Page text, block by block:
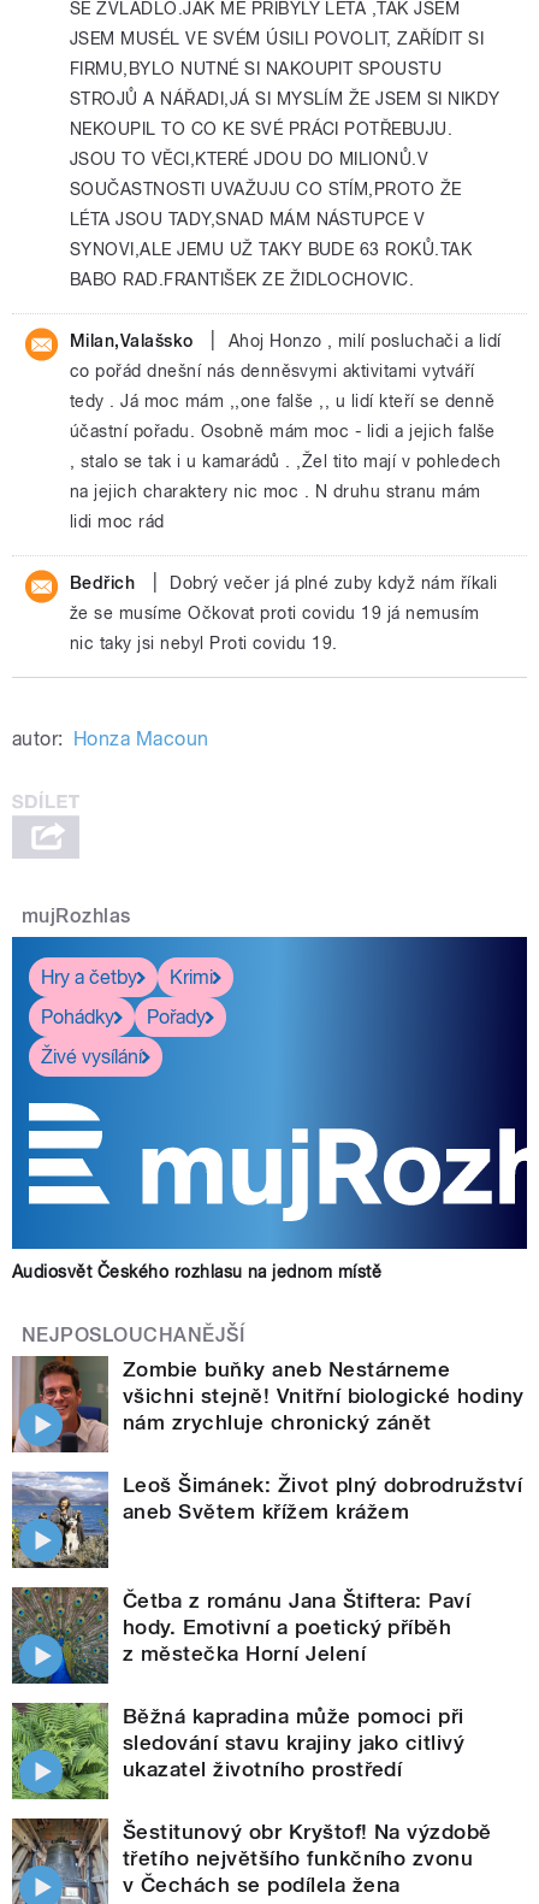
SE ZVLÁDLO.JAK MĚ PŘIBYLY LÉTA ,TAK JSEM
JSEM MUSÉL VE SVÉM ÚSILI POVOLIT, ZAŘÍDIT SI
FIRMU,BYLO NUTNÉ SI NAKOUPIT SPOUSTU
STROJŮ A NÁŘADI,JÁ SI MYSLÍM ŽE JSEM SI NIKDY
NEKOUPIL TO CO KE SVÉ PRÁCI POTŘEBUJU.
JSOU TO VĚCI,KTERÉ JDOU DO MILIONŮ.V
SOUČASTNOSTI UVAŽUJU CO STÍM,PROTO ŽE
LÉTA JSOU TADY,SNAD MÁM NÁSTUPCE V
SYNOVI,ALE JEMU UŽ TAKY BUDE 63 ROKŮ.TAK
BABO RAD.FRANTIŠEK ZE ŽIDLOCHOVIC.
Milan,Valašsko
Ahoj Honzo , milí posluchači a lidí
co pořád dnešní nás denněsvymi aktivitami vytváří
tedy . Já moc mám ,,one falše ,, u lidí kteří se denně
účastní pořadu. Osobně mám moc - lidi a jejich falše
, stalo se tak i u kamarádů . ,Žel tito mají v pohledech
na jejich charaktery nic moc . N druhu stranu mám
lidi moc rád
Bedřich
Dobrý večer já plné zuby když nám říkali
že se musíme Očkovat proti covidu 19 já nemusím
nic taky jsi nebyl Proti covidu 19.
autor: Honza Macoun
mujRozhlas
Hry a četby
Krimi
Pohádky
Pořady
Živé vysílání
Audiosvět Českého rozhlasu na jednom místě
NEJPOSLOUCHANĚJŠÍ
Zombie buňky aneb Nestárneme
všichni stejně! Vnitřní biologické hodiny
nám zrychluje chronický zánět
Leoš Šimánek: Život plný dobrodružství
aneb Světem křížem krážem
Četba z románu Jana Štiftera: Paví
hody. Emotivní a poetický příběh
z městečka Horní Jelení
Běžná kapradina může pomoci při
sledování stavu krajiny jako citlivý
ukazatel životního prostředí
Šestitunový obr Kryštof! Na výzdobě
třetího největšího funkčního zvonu
v Čechách se podílela žena